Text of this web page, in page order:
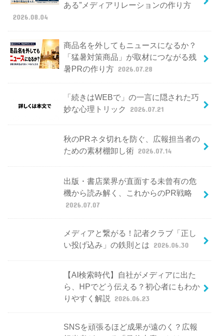
ある”メディアリレーションの作り方
2026.08.04
商品名を外してもニュースになるか？
「猛暑対策商品」が取材につながる残
暑PRの作り方 2026.07.28
「続きはWEBで」の一言に隠された巧
妙な心理トリック
2026.07.21
秋のPRネタ切れを防ぐ、広報担当者の
ための素材棚卸し術 2026.07.14
出版・書店業界が直面する未曾有の危
機から読み解く、これからのPR戦略
2026.07.07
メディアと繋がる！記者クラブ「正し
い投げ込み」の鉄則とは 2026.06.30
【AI検索時代】自社がメディアに出た
ら、HPでどう伝える？初心者にもわか
りやすく解説
2026.06.23
SNSを頑張るほど成果が遠のく？広報